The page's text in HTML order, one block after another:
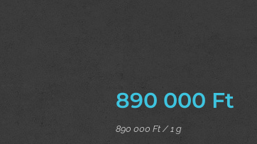
890 000 Ft
890 000 Ft / 1 g